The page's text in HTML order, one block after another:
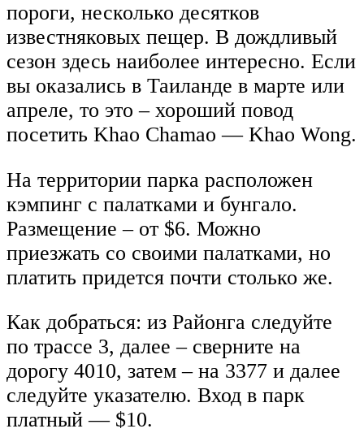
пороги, несколько десятков
известняковых пещер. В дождливый
сезон здесь наиболее интересно. Если
вы оказались в Таиланде в марте или
апреле, то это – хороший повод
посетить Khao Chamao — Khao Wong.
На территории парка расположен
кэмпинг с палатками и бунгало.
Размещение – от $6. Можно
приезжать со своими палатками, но
платить придется почти столько же.
Как добраться: из Районга следуйте
по трассе 3, далее – сверните на
дорогу 4010, затем – на 3377 и далее
следуйте указателю. Вход в парк
платный — $10.